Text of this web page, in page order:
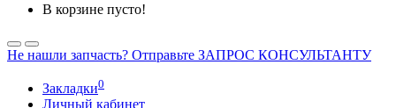
В корзине пусто!
Не нашли запчасть? Отправьте ЗАПРОС КОНСУЛЬТАНТУ
Закладки0
Личный кабинет